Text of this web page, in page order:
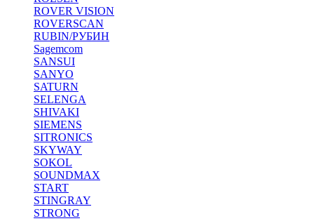
ROVER VISION
ROVERSCAN
RUBIN/РУБИН
Sagemcom
SANSUI
SANYO
SATURN
SELENGA
SHIVAKI
SIEMENS
SITRONICS
SKYWAY
SOKOL
SOUNDMAX
START
STINGRAY
STRONG